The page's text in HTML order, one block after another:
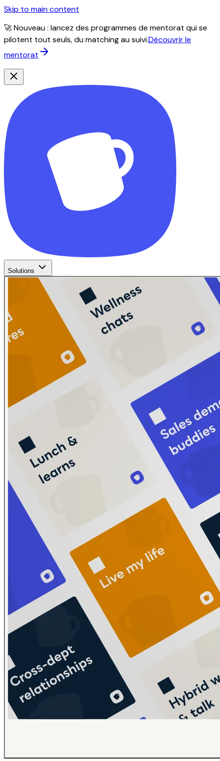
Skip to main content
🚀 Nouveau : lancez des programmes de mentorat qui se
pilotent tout seuls, du matching au suivi.Découvrir le
mentorat
Solutions